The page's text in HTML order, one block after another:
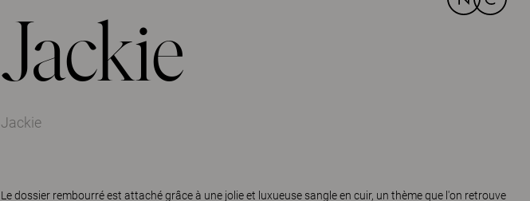
Jackie
Jackie
Le dossier rembourré est attaché grâce à une jolie et luxueuse sangle en cuir, un thème que l'on retrouve